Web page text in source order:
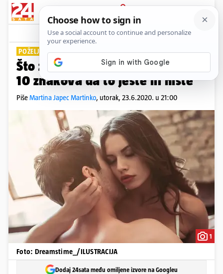
PRIJAVA
Lifestyle Komentari
POŽELJAN LJUBAVNIK
Što znači 'biti dobar u krevetu'?
10 znakova da to jeste ili niste
PišeMartina Japec Martinko, utorak, 23.6.2020. u 21:00
1
Foto: Dreamstime_/ILUSTRACIJA
Dodaj 24sata među omiljene izvore na Googleu